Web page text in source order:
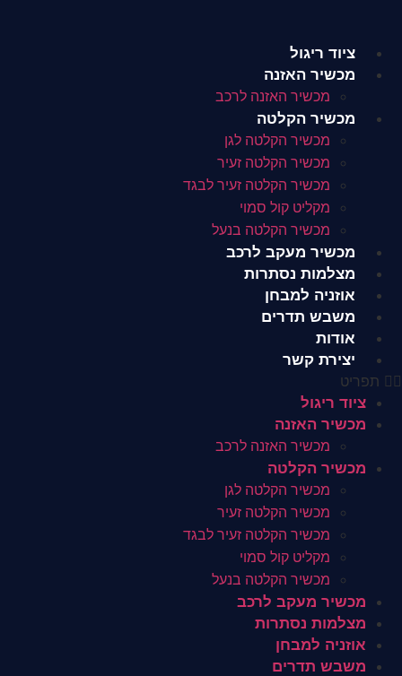
ציוד ריגול
מכשיר האזנה
מכשיר האזנה לרכב
מכשיר הקלטה
מכשיר הקלטה לגן
מכשיר הקלטה זעיר
מכשיר הקלטה זעיר לבגד
מקליט קול סמוי
מכשיר הקלטה בנעל
מכשיר מעקב לרכב
מצלמות נסתרות
אוזניה למבחן
משבש תדרים
אודות
יצירת קשר
תפריט
ציוד ריגול
מכשיר האזנה
מכשיר האזנה לרכב
מכשיר הקלטה
מכשיר הקלטה לגן
מכשיר הקלטה זעיר
מכשיר הקלטה זעיר לבגד
מקליט קול סמוי
מכשיר הקלטה בנעל
מכשיר מעקב לרכב
מצלמות נסתרות
אוזניה למבחן
משבש תדרים